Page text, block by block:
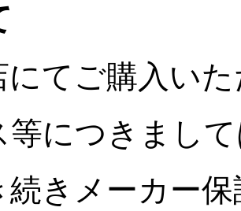
にてご購入い
等につきまし
続きメーカー